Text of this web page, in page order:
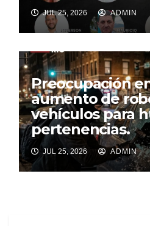
JUL 25, 2026 ADMIN
Preocupación
aumento de
vehículos para
pertenencias.
JUL 25, 2026 ADMIN